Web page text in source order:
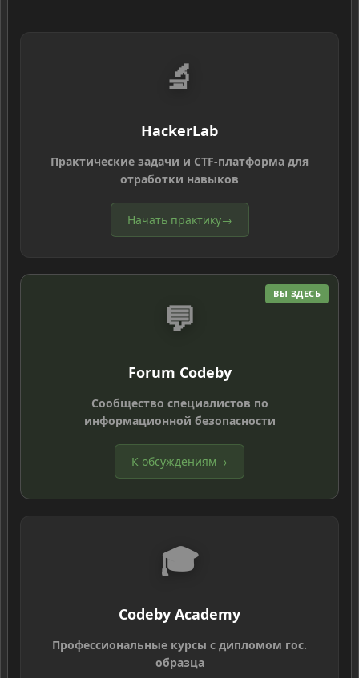
🔬
HackerLab
Практические задачи и CTF-платформа для
отработки навыков
Начать практику→
ВЫ ЗДЕСЬ
💬
Forum Codeby
Сообщество специалистов по
информационной безопасности
К обсуждениям→
🎓
Codeby Academy
Профессиональные курсы с дипломом гос.
образца